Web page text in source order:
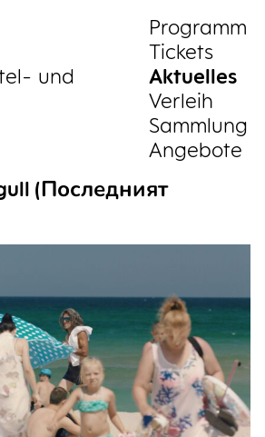
und
Sammlung
Pro­gramm
Tickets
Aktu­el­les
Ver­leih
Samm­lung
Ange­bo­te
(Последният